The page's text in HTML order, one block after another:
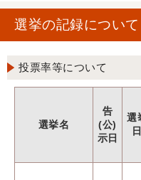
選挙の記録について
投票率等について
選挙名
告
(公)
示日
選
日